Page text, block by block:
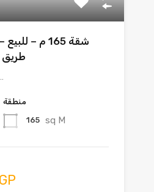
شقة 165 م –
طريق
الكود
منطقة
165 sq M